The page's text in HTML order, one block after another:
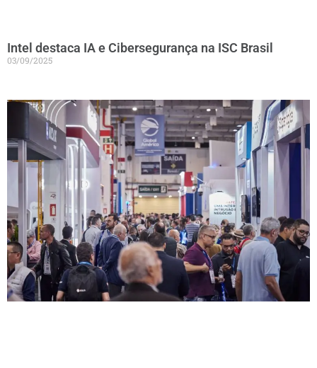
Intel destaca IA e Cibersegurança na ISC Brasil
03/09/2025